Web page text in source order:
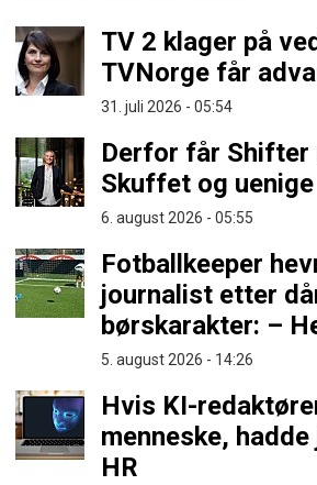
TV 2 klager på
TVNorge får
31. juli 2026 - 05:54
Derfor får Shifter
Skuffet og uenige
6. august 2026 - 05:55
Fotballkeeper
journalist etter
børskarakter: –
5. august 2026 - 14:26
Hvis KI-
menneske,
HR